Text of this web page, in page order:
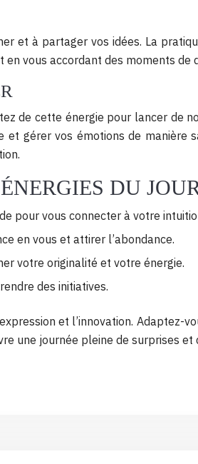
et à partager vos idées. La
vous accordant des moments
de cette énergie pour lancer de
gérer vos émotions de manière
DU
pour vous connecter à votre
en vous et attirer l’abondance.
votre originalité et votre énergie.
des initiatives.
et l’innovation.
une journée pleine de surprises et